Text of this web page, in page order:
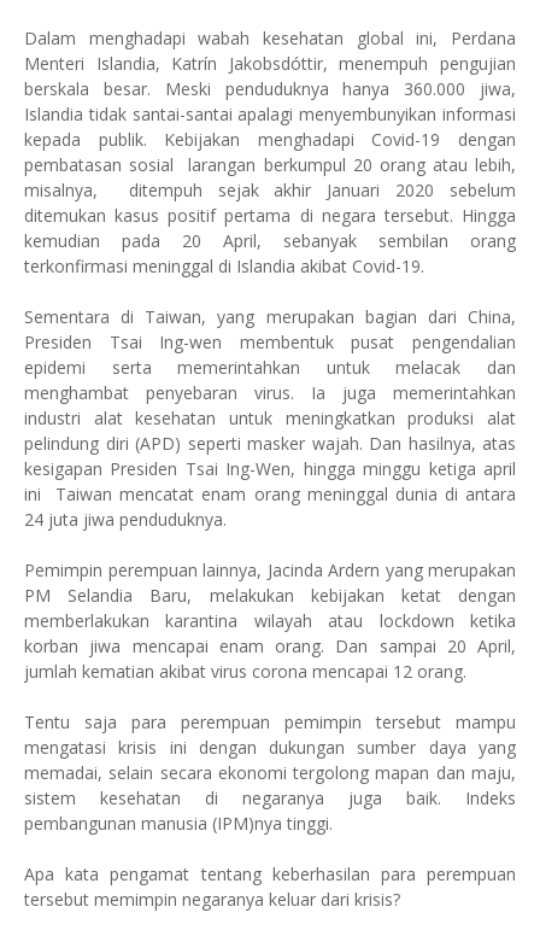
Dalam menghadapi wabah kesehatan global ini, Perdana
Menteri Islandia, Katrín Jakobsdóttir, menempuh pengujian
berskala besar. Meski penduduknya hanya 360.000 jiwa,
Islandia tidak santai-santai apalagi menyembunyikan informasi
kepada publik. Kebijakan menghadapi Covid-19 dengan
pembatasan sosial larangan berkumpul 20 orang atau lebih,
misalnya, ditempuh sejak akhir Januari 2020 sebelum
ditemukan kasus positif pertama di negara tersebut. Hingga
kemudian pada 20 April, sebanyak sembilan orang
terkonfirmasi meninggal di Islandia akibat Covid-19.
Sementara di Taiwan, yang merupakan bagian dari China,
Presiden Tsai Ing-wen membentuk pusat pengendalian
epidemi serta memerintahkan untuk melacak dan
menghambat penyebaran virus. Ia juga memerintahkan
industri alat kesehatan untuk meningkatkan produksi alat
pelindung diri (APD) seperti masker wajah. Dan hasilnya, atas
kesigapan Presiden Tsai Ing-Wen, hingga minggu ketiga april
ini Taiwan mencatat enam orang meninggal dunia di antara
24 juta jiwa penduduknya.
Pemimpin perempuan lainnya, Jacinda Ardern yang merupakan
PM Selandia Baru, melakukan kebijakan ketat dengan
memberlakukan karantina wilayah atau lockdown ketika
korban jiwa mencapai enam orang. Dan sampai 20 April,
jumlah kematian akibat virus corona mencapai 12 orang.
Tentu saja para perempuan pemimpin tersebut mampu
mengatasi krisis ini dengan dukungan sumber daya yang
memadai, selain secara ekonomi tergolong mapan dan maju,
sistem kesehatan di negaranya juga baik. Indeks
pembangunan manusia (IPM)nya tinggi.
Apa kata pengamat tentang keberhasilan para perempuan
tersebut memimpin negaranya keluar dari krisis?